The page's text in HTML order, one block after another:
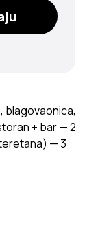
blagovaonica,
+ bar — 2
— 3